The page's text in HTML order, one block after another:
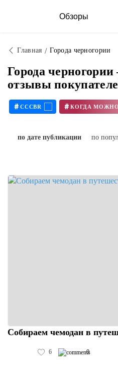
Обзоры
Главная Города черногории
Города
отзывы
# CCCBR #
по дате публикации по
Собираем чемодан в
6 0